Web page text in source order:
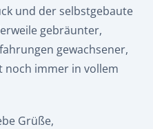
und der selbstgebaute
gebräunter,
gewachsener,
noch immer in vollem
Grüße,